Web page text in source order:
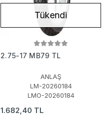
Tükendi
2.75-17 MB79 TL
ANLAŞ
LM-20260184
LMO-20260184
1.682,40 TL